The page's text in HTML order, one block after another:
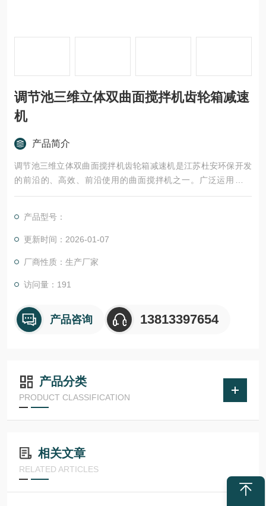
调节池三维立体双曲面搅拌机齿轮箱减速
机
产品简介
调节池三维立体双曲面搅拌机齿轮箱减速机是江苏杜安环保开发
的前沿的、高效、前沿使用的曲面搅拌机之一。广泛运用在环
保、化工、能源、轻工等行业需要对液体进行固液、气搅拌混合
池、硝化和反硝化池等场所。
产品型号：
更新时间：2026-01-07
厂商性质：生产厂家
访问量：191
产品咨询 13813397654
产品分类
PRODUCT CLASSIFICATION
相关文章
RELATED ARTICLES